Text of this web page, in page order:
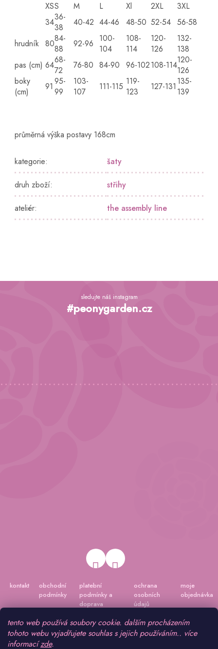
tento web používá soubory cookie. dalším procházením
tohoto webu vyjadřujete souhlas s jejich používáním.. více
informacízde.
XSS M L Xl 2XL
3XL
3436-
38
40-42 44-46 48-50 52-54 56-58
hrudník 8084-
88
92-96
100-
104
108-
114
120-
126
132-
138
pas (cm) 6468-
72
76-80 84-90 96-102108-114120-
126
boky
(cm)
91 95-
99
103-
107
111-115 119-
123
127-131 135-
139
průměrná výška postavy 168cm
kategorie: šaty
druh zboží: střihy
ateliér: the assembly line
Z
sledujte náš instagram
#peonygarden.cz
kontakt
obchodní
podmínky
platební
podmínky a
doprava
ochrana
osobních
údajů
moje
objednávka